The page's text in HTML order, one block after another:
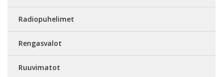
Radiopuhelimet
Rengasvalot
Ruuvimatot